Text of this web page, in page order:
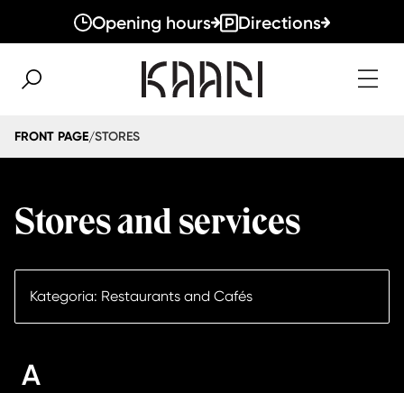
Opening hours Directions
FRONT PAGE/STORES
Stores and services
Kategoria: Restaurants and Cafés
A